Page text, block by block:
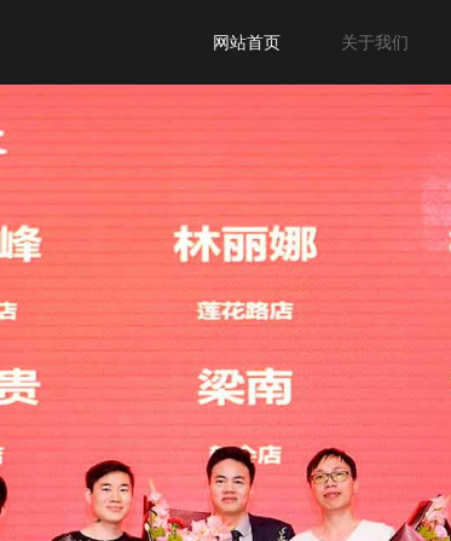
网站首页 关于我们